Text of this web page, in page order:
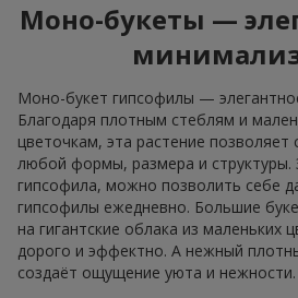
Моно-букеты —
Моно-букет гипсофилы —
Благодаря плотным стеблям и
цветочкам, эта растение позволяет
любой формы, размера и структуры.
гипсофила, можно позволить себе
гипсофилы ежедневно. Большие
на гигантские облака из маленьких
дорого и эффектно. А нежный
создаёт ощущение уюта и нежности.